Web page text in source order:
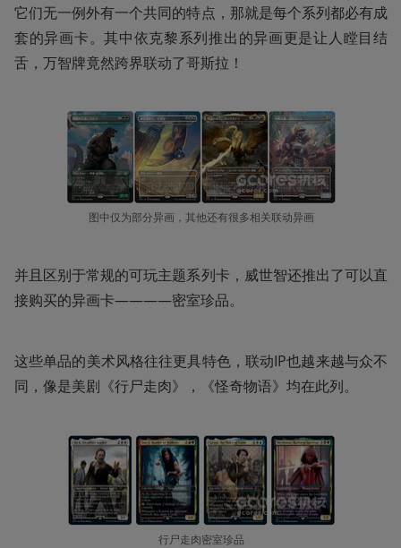
它们无一例外有一个共同的特点，那就是每个系列都必有成
套的异画卡。其中依克黎系列推出的异画更是让人瞠目结
舌，万智牌竟然跨界联动了哥斯拉！
图中仅为部分异画，其他还有很多相关联动异画
并且区别于常规的可玩主题系列卡，威世智还推出了可以直
接购买的异画卡————密室珍品。
这些单品的美术风格往往更具特色，联动IP也越来越与众不
同，像是美剧《行尸走肉》，《怪奇物语》均在此列。
行尸走肉密室珍品